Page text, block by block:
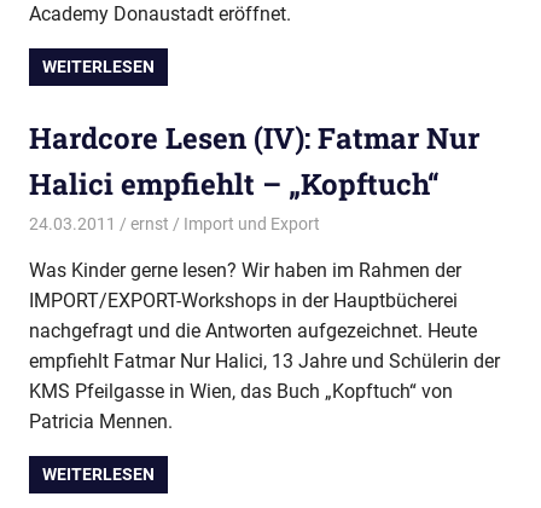
Academy Donaustadt eröffnet.
WEITERLESEN
Hardcore Lesen (IV): Fatmar Nur
Halici empfiehlt – „Kopftuch“
24.03.2011 ernst Import und Export
Was Kinder gerne lesen? Wir haben im Rahmen der
IMPORT/EXPORT-Workshops in der Hauptbücherei
nachgefragt und die Antworten aufgezeichnet. Heute
empfiehlt Fatmar Nur Halici, 13 Jahre und Schülerin der
KMS Pfeilgasse in Wien, das Buch „Kopftuch“ von
Patricia Mennen.
WEITERLESEN